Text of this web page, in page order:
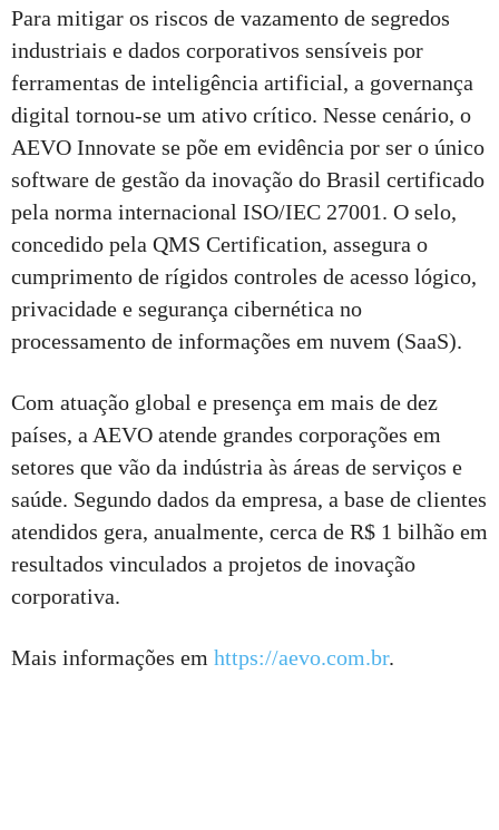
Para mitigar os riscos de vazamento de segredos
industriais e dados corporativos sensíveis por
ferramentas de inteligência artificial, a governança
digital tornou-se um ativo crítico. Nesse cenário, o
AEVO Innovate se põe em evidência por ser o único
software de gestão da inovação do Brasil certificado
pela norma internacional ISO/IEC 27001. O selo,
concedido pela QMS Certification, assegura o
cumprimento de rígidos controles de acesso lógico,
privacidade e segurança cibernética no
processamento de informações em nuvem (SaaS).
Com atuação global e presença em mais de dez
países, a AEVO atende grandes corporações em
setores que vão da indústria às áreas de serviços e
saúde. Segundo dados da empresa, a base de clientes
atendidos gera, anualmente, cerca de R$ 1 bilhão em
resultados vinculados a projetos de inovação
corporativa.
Mais informações em https://aevo.com.br.